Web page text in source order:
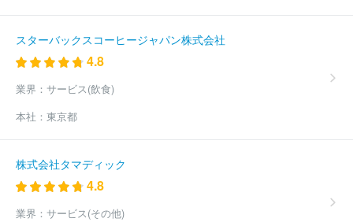
スターバックスコーヒージャパン株式会社
4.8
業界： サービス(飲食)
本社： 東京都
株式会社タマディック
4.8
業界： サービス(その他)